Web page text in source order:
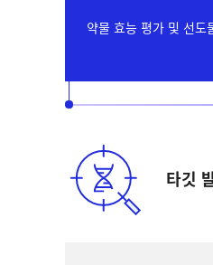
약물 효능 평가 및 선도
타깃